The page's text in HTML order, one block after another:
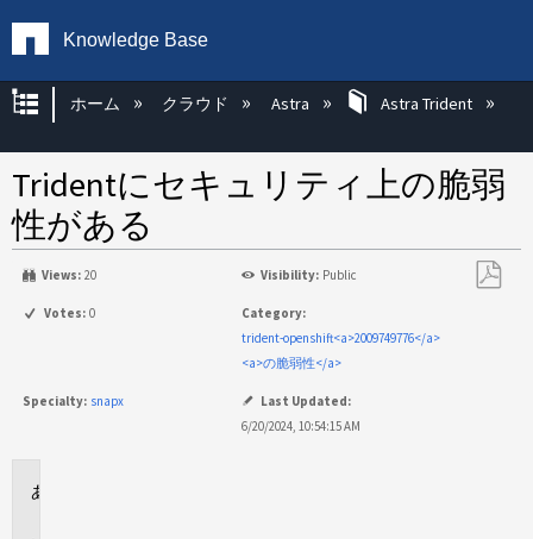
Knowledge Base
グローバル階層を展開/折りたたむ
ホーム クラウド Astra Astra Trident
Tridentにセキュリティ上の脆弱
性がある
Views: 20 Visibility: Public
Votes: 0
Category:
trident-openshift<a>2009749776</a>
<a>の脆弱性</a>
Specialty: snapx
Last Updated:
6/20/2024, 10:54:15 AM